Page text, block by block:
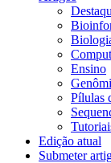
Ensino
Pílulas
Edição atual
Submeter